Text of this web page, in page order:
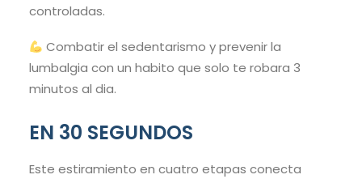
controladas.
Combatir el sedentarismo y prevenir la
lumbalgia con un habito que solo te robara 3
minutos al dia.
EN 30 SEGUNDOS
Este estiramiento en cuatro etapas conecta